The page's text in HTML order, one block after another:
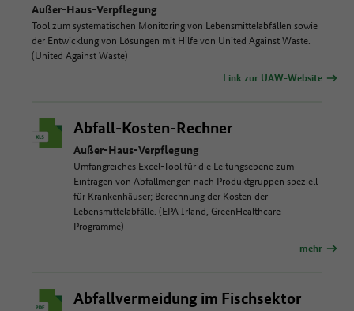
Außer-Haus-Verpflegung
Tool zum systematischen Monitoring von Lebensmittelabfällen sowie
der Entwicklung von Lösungen mit Hilfe von United Against Waste.
(United Against Waste)
Link zur UAW-Website
Abfall-Kosten-Rechner
Außer-Haus-Verpflegung
Umfangreiches Excel-Tool für die Leitungsebene zum
Eintragen von Abfallmengen nach Produktgruppen speziell
für Krankenhäuser; Berechnung der Kosten der
Lebensmittelabfälle. (EPA Irland, GreenHealthcare
Programme)
mehr
Abfallvermeidung im Fischsektor